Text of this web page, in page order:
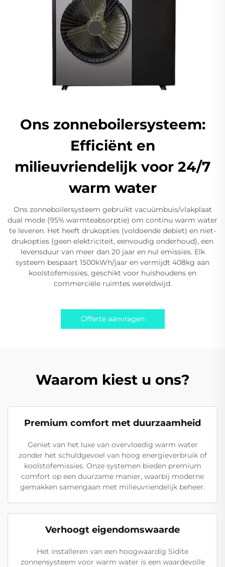
Ons zonneboilersysteem:
Efficiënt en
milieuvriendelijk voor 24/7
warm water
Ons zonneboilersysteem gebruikt vacuümbuis/vlakplaat
dual mode (95% warmteabsorptie) om continu warm water
te leveren. Het heeft drukopties (voldoende debiet) en niet-
drukopties (geen elektriciteit, eenvoudig onderhoud), een
levensduur van meer dan 20 jaar en nul emissies. Elk
systeem bespaart 1500kWh/jaar en vermijdt 408kg aan
koolstofemissies, geschikt voor huishoudens en
commerciële ruimtes wereldwijd.
Offerte aanvragen
Waarom kiest u ons?
Premium comfort met duurzaamheid
Geniet van het luxe van overvloedig warm water
zonder het schuldgevoel van hoog energieverbruik of
koolstofemissies. Onze systemen bieden premium
comfort op een duurzame manier, waarbij moderne
gemakken samengaan met milieuvriendelijk beheer.
Verhoogt eigendomswaarde
Het installeren van een hoogwaardig Sidite
zonnensysteem voor warm water is een waardevolle